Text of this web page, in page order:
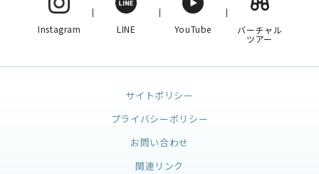
Instagram LINE YouTube バーチャル
ツアー
サイトポリシー
プライバシーポリシー
お問い合わせ
関連リンク